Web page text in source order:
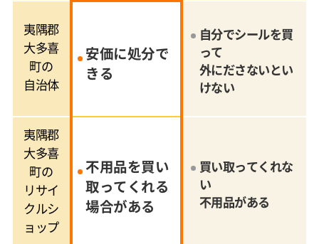
夷隅郡
大多喜
町の
自治体
安価に処分で
きる
自分でシールを買
って
外にださないとい
けない
夷隅郡
大多喜
町の
リサイ
クルシ
ョップ
不用品を買い
取ってくれる
場合がある
買い取ってくれな
い
不用品がある